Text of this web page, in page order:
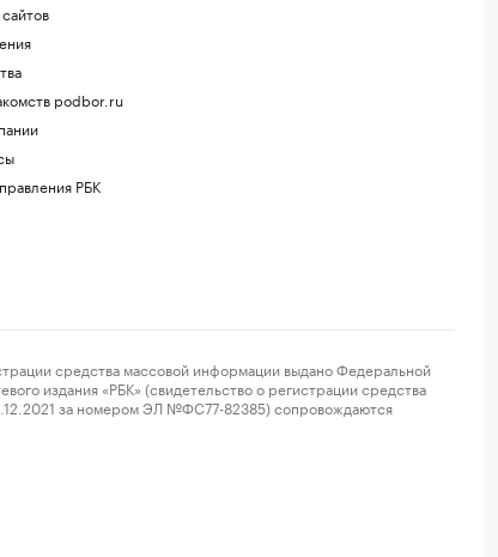
podbor.ru
РБК
средства массовой информации выдано Федеральной
издания «РБК» (свидетельство о регистрации средства
за номером ЭЛ №ФС77-82385) сопровождаются